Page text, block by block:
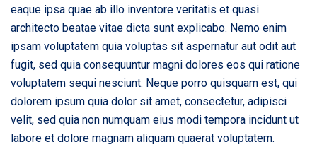
eaque ipsa quae ab illo inventore veritatis et quasi
architecto beatae vitae dicta sunt explicabo. Nemo enim
ipsam voluptatem quia voluptas sit aspernatur aut odit aut
fugit, sed quia consequuntur magni dolores eos qui ratione
voluptatem sequi nesciunt. Neque porro quisquam est, qui
dolorem ipsum quia dolor sit amet, consectetur, adipisci
velit, sed quia non numquam eius modi tempora incidunt ut
labore et dolore magnam aliquam quaerat voluptatem.